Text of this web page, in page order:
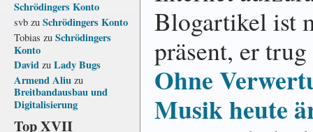
Schrödingers Konto
svb zu Schrödingers Konto
Tobias zu Schrödingers
Konto
David zu Lady Bugs
Armend Aliu zu
Breitbandausbau und
Digitalisierung
Top XVII
Blogartikel ist
präsent, er
Ohne
Musik heute